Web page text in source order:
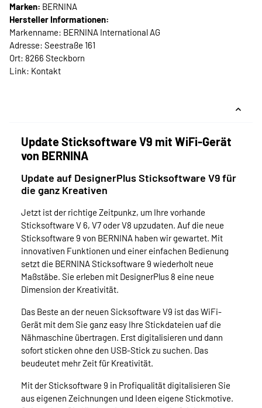
Marken: BERNINA
Hersteller Informationen:
Markenname: BERNINA International AG
Adresse: Seestraße 161
Ort: 8266 Steckborn
Link: Kontakt
Update Sticksoftware V9 mit WiFi-Gerät
von BERNINA
Update auf DesignerPlus Sticksoftware V9 für
die ganz Kreativen
Jetzt ist der richtige Zeitpunkz, um Ihre vorhande
Sticksoftware V 6, V7 oder V8 upzudaten. Auf die neue
Sticksoftware 9 von BERNINA haben wir gewartet. Mit
innovativen Funktionen und einer einfachen Bedienung
setzt die BERNINA Sticksoftware 9 wiederholt neue
Maßstäbe. Sie erleben mit DesignerPlus 8 eine neue
Dimension der Kreativität.
Das Beste an der neuen Sicksoftware V9 ist das WiFi-
Gerät mit dem Sie ganz easy Ihre Stickdateien uaf die
Nähmaschine übertragen. Erst digitalisieren und dann
sofort sticken ohne den USB-Stick zu suchen. Das
beudeutet mehr Zeit für Kreativität.
Mit der Sticksoftware 9 in Profiqualität digitalisieren Sie
aus eigenen Zeichnungen und Ideen eigene Stickmotive.